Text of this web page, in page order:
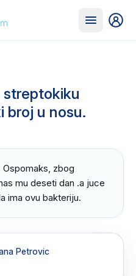
streptokiku
broj u nosu.
Ospomaks, zbog
mu deseti dan .a juce
ima ovu bakteriju.
Petrovic